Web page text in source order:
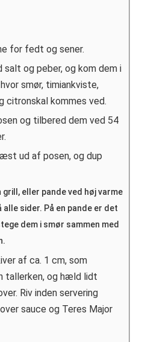
for fedt og sener.
salt og peber, og kom dem i
smør, timiankviste,
citronskal kommes ved.
og tilbered dem ved 54
ud af posen, og dup
grill, eller pande ved høj varme
alle sider. På en pande er det
dem i smør sammen med
af ca. 1 cm, som
tallerken, og hæld lidt
Riv inden servering
sauce og Teres Major